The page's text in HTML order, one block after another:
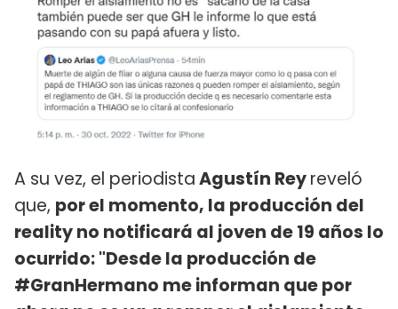
A su vez, el periodistaAgustín Reyreveló
que, por el momento, la producción del
reality no notificará al joven de 19 años lo
ocurrido: "Desde la producción de
#GranHermano me informan que por